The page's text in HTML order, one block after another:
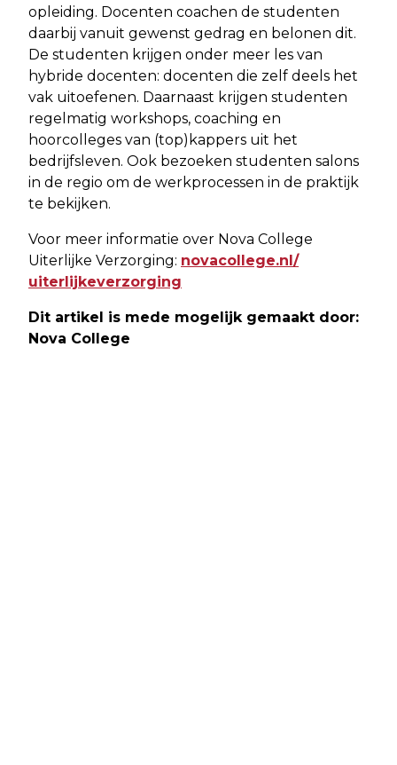
opleiding. Docenten coachen de studenten
daarbij vanuit gewenst gedrag en belonen dit.
De studenten krijgen onder meer les van
hybride docenten: docenten die zelf deels het
vak uitoefenen. Daarnaast krijgen studenten
regelmatig workshops, coaching en
hoorcolleges van (top)kappers uit het
bedrijfsleven. Ook bezoeken studenten salons
in de regio om de werkprocessen in de praktijk
te bekijken.
Voor meer informatie over Nova College
Uiterlijke Verzorging: novacollege.nl/
uiterlijkeverzorging
Dit artikel is mede mogelijk gemaakt door:
Nova College